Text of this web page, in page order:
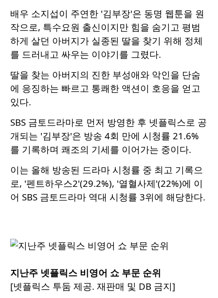
배우 소지섭이 주연한 '김부장'은 동명 웹툰을 원
작으로, 특수요원 출신이지만 힘을 숨기고 평범
하게 살던 아버지가 실종된 딸을 찾기 위해 정체
를 드러내고 싸우는 이야기를 그렸다.
딸을 찾는 아버지의 진한 부성애와 악인을 단숨
에 응징하는 빠르고 통쾌한 액션이 호응을 얻고
있다.
SBS 금토드라마로 먼저 방영한 후 넷플릭스로 공
개되는 '김부장'은 방송 4회 만에 시청률 21.6%
를 기록하며 쾌조의 기세를 이어가는 중이다.
이는 올해 방송된 드라마 시청률 중 최고 기록으
로, '펜트하우스2'(29.2%), '열혈사제'(22%)에 이
어 SBS 금토드라마 역대 시청률 3위에 해당한다.
지난주 넷플릭스 비영어 쇼 부문 순위
[넷플릭스 투둠 제공. 재판매 및 DB 금지]